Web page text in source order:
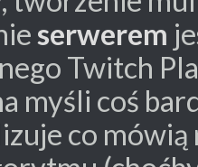
serwerem
Twitch
myśli coś
co